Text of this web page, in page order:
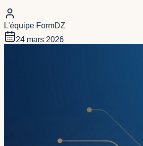
L'équipe FormDZ
24 mars 2026